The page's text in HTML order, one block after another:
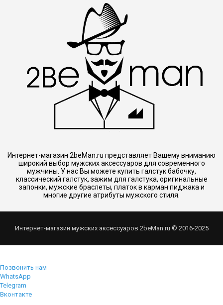
Интернет-магазин 2beMan.ru представляет Вашему вниманию
широкий выбор мужских аксессуаров для современного
мужчины. У нас Вы можете купить галстук бабочку,
классический галстук, зажим для галстука, оригинальные
запонки, мужские браслеты, платок в карман пиджака и
многие другие атрибуты мужского стиля.
Интернет-магазин мужских аксессуаров 2beMan.ru © 2016-2025
Позвонить нам
WhatsApp
Telegram
Вконтакте